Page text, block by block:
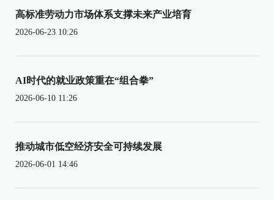
高标准劳动力市场体系支撑未来产业培育
2026-06-23 10:26
AI时代的就业政策重在“组合拳”
2026-06-10 11:26
推动城市低空经济安全可持续发展
2026-06-01 14:46